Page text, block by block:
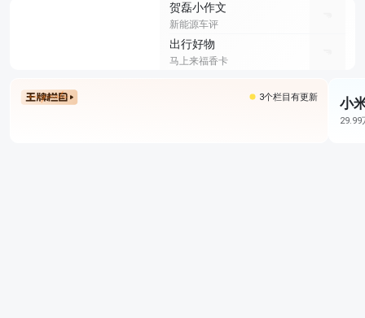
贺磊小作文
新能源车评
出行好物
马上来福香卡
3个栏目有更新 小
29.99